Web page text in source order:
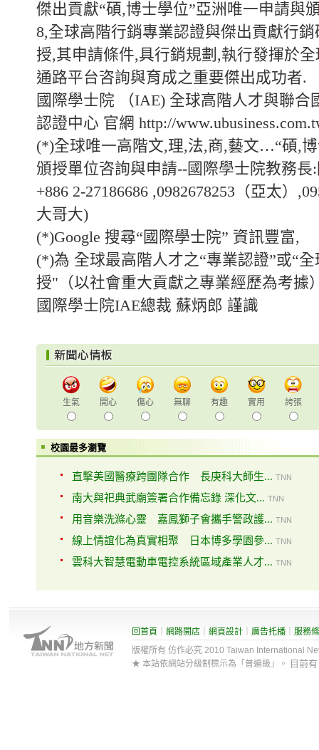
傑出貢獻“碩,博士學位”亞洲唯一申請與
8,全球高階行銷專業認證與傑出貢獻行
授,其申請條件,具行銷規劃,執行發揮於
通路平台咨詢與育成之重要傑出成功者.
國際學士院 （IAE) 全球高階人才與聯合
認證中心 官網 http://
(*)全球唯一高階文,理,法,商,藝文…“碩,
頒授單位咨詢與申請--國際學士院教務長
+886 2-27186686 ,0982678253（亞太）
大哥大)
(*)Google 搜尋“國際學士院” 資訊豐富,
(*)為 全球最高階人才之“專業認證”或“
授"（以社會重大貢獻之專業經歷為考據
國際學士院IAE總裁 蘇炳郎 謹識
生氣 開心 傷心 無聊 有趣 實用 誇張
校園最多瀏覽
直擊美國醫療跨團隊合作 長庚科大師生... TNN
南大與祀典武廟簽署合作備忘錄 深化文... TNN
用音樂洗滌心靈 嘉鳳獅子會攜手警政護... TNN
線上情誼化為真實相聚 日本博多學園參... TNN
雲科大智慧電動車電控系統區域產業人才... TNN
回首頁 網路開店 網頁設計 廣告托播
服務
版權所有 仿作必究 2010 Taiwan International
★ 本站依網站分級制標示為「普遍級」。
目前